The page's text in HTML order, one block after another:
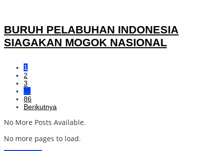
BURUH PELABUHAN INDONESIA
SIAGAKAN MOGOK NASIONAL
1
2
3
86
Berikutnya
No More Posts Available.
No more pages to load.